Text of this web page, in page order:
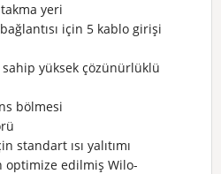
yeri
için 5 kablo girişi
yüksek çözünürlüklü
bölmesi
standart ısı yalıtımı
edilmiş Wilo-